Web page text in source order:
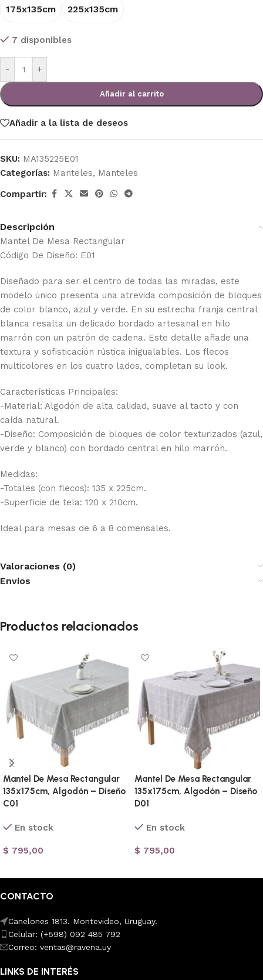
175x135cm 225x135cm
7 disponibles
- +
Añadir al carrito
Añadir a la lista de deseos
SKU: MA135225E01
Categorías: Manteles, Manteles
Compartir:
Descripción
Mantel De Mesa Rectangular
Código De Diseño: E01
Diseñado para ser el centro de todas las miradas, este
modelo único presenta una atrevida composición de bloques
de color blanco, azul y verde. En su estrecha franja central
blanca resalta un delicado bordado artesanal en hilo
marrón con un patrón de cadena. Este detalle añade una
textura y sofisticación rústica inigualables. Los flecos
multicolores en los cuatro lados, completan su look.
Características Principales:
-Material: Algodón de alta calidad, suave al tacto y con
caída natural.
-Diseño: Composición de bloques de color texturizados (azul,
verde y blanco) con bordado central en hilo marrón.
Medidas:
-Totales (con flecos): 135 x 225cm.
-Superficie de tela: 120 x 210cm.
Ideal para mesas de 6 a 8 comensales.
Valoraciones (0)
Envíos
Productos relacionados
Mantel De Mesa Rectangular
135x175cm, Algodón – Diseño
C01
En stock
$ 795,00
Mantel De Mesa Rectangular
135x175cm, Algodón – Diseño
D01
En stock
$ 795,00
CONTACTO
Canelones 1813. Montevideo, Uruguay.
Celular: (+598) 092 485 792
Correo: ventas@ravena.uy
LINKS DE INTERÉS